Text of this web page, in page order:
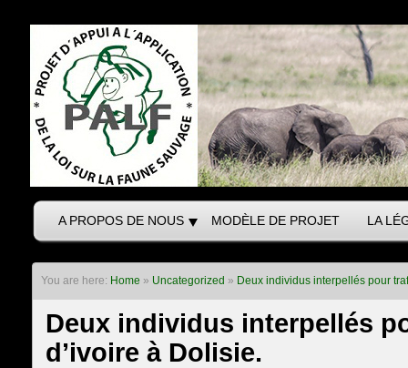
A PROPOS DE NOUS MODÈLE DE PROJET LA
You are here: Home » Uncategorized » Deux individus interpellés pour
Deux individus interpellés
d’ivoire à Dolisie.